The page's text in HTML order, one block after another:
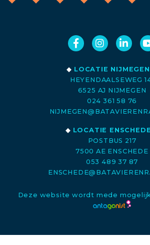
◆ LOCATIE NIJMEGEN
HEYENDAALSEWEG
6525 AJ NIJMEGEN
024 361 58 76
◆ LOCATIE ENSCHEDE
POSTBUS 217
7500 AE ENSCHEDE
053 489 37 87
Deze website wordt mede